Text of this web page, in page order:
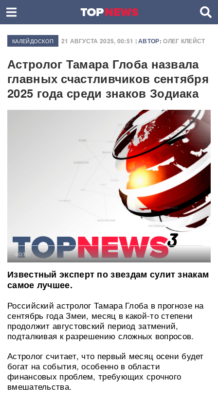
КАЛЕЙДОСКОП 21 АВГУСТА 2025, 00:51 |АВТОР: ОЛЕГ КЛЕЙСТ
Астролог Тамара Глоба назвала
главных счастливчиков сентября
2025 года среди знаков Зодиака
ФОТО:
Известный эксперт по звездам сулит знакам
самое лучшее.
Российский астролог Тамара Глоба в прогнозе на
сентябрь года Змеи, месяц в какой-то степени
продолжит августовский период затмений,
подталкивая к разрешению сложных вопросов.
Астролог считает, что первый месяц осени будет
богат на события, особенно в области
финансовых проблем, требующих срочного
вмешательства.